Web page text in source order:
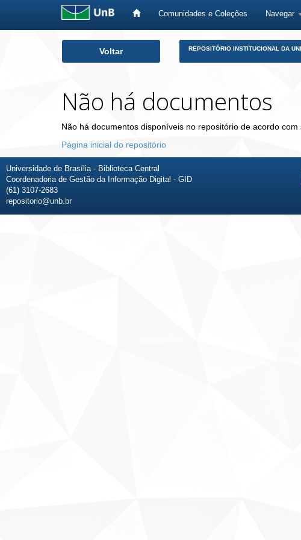
Comunidades e Coleções Navegar
Voltar REPOSITÓRIO INSTITUCIONAL DA
Não há documentos
Não há documentos disponíveis no repositório de acordo com
Página inicial do repositório
Universidade de Brasília - Biblioteca Central
Coordenadoria de Gestão da Informação Digital - GID
(61) 3107-2683
repositorio@unb.br